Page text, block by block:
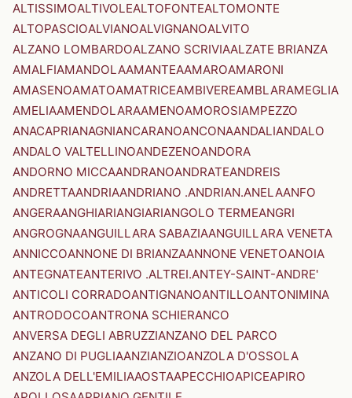
ALTISSIMOALTIVOLEALTOFONTEALTOMONTE
ALTOPASCIOALVIANOALVIGNANOALVITO
ALZANO LOMBARDOALZANO SCRIVIAALZATE BRIANZA
AMALFIAMANDOLAAMANTEAAMAROAMARONI
AMASENOAMATOAMATRICEAMBIVEREAMBLARAMEGLIA
AMELIAAMENDOLARAAMENOAMOROSIAMPEZZO
ANACAPRIANAGNIANCARANOANCONAANDALIANDALO
ANDALO VALTELLINOANDEZENOANDORA
ANDORNO MICCAANDRANOANDRATEANDREIS
ANDRETTAANDRIAANDRIANO .ANDRIAN.ANELAANFO
ANGERAANGHIARIANGIARIANGOLO TERMEANGRI
ANGROGNAANGUILLARA SABAZIAANGUILLARA VENETA
ANNICCOANNONE DI BRIANZAANNONE VENETOANOIA
ANTEGNATEANTERIVO .ALTREI.ANTEY-SAINT-ANDRE'
ANTICOLI CORRADOANTIGNANOANTILLOANTONIMINA
ANTRODOCOANTRONA SCHIERANCO
ANVERSA DEGLI ABRUZZIANZANO DEL PARCO
ANZANO DI PUGLIAANZIANZIOANZOLA D'OSSOLA
ANZOLA DELL'EMILIAAOSTAAPECCHIOAPICEAPIRO